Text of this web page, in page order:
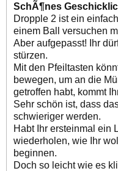
SchÃ¶nes
Dropple 2 ist ein
einem Ball versuchen
Aber aufgepasst! Ihr
stürzen.
Mit den Pfeiltasten
bewegen, um an die
getroffen habt, kommt
Sehr schön ist, dass
schwieriger werden.
Habt Ihr ersteinmal ein
wiederholen, wie Ihr
beginnen.
Doch so leicht wie es